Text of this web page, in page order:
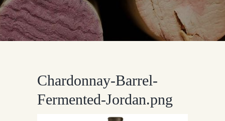
Chardonnay-Barrel-
Fermented-Jordan.png